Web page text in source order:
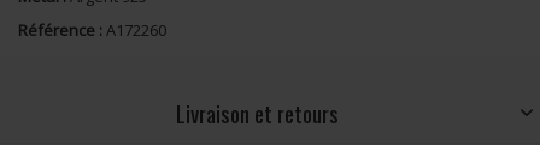
Référence : A172260
Livraison et retours